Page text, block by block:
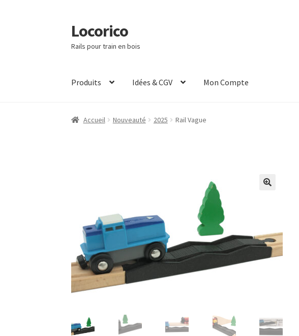
Aller
à
la
Aller
au
contenu
Locorico
Rails pour train en bois
Produits Idées & CGV Mon Compte
Accueil Nouveauté 2025 Rail Vague